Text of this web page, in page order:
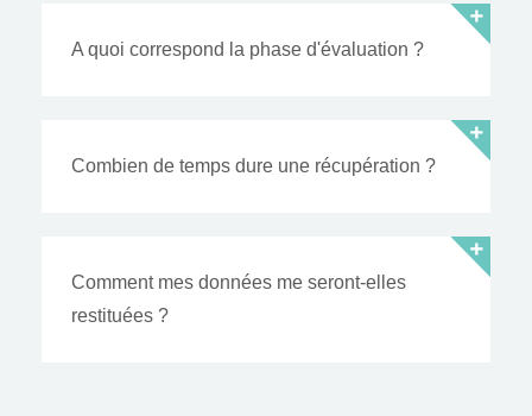
A quoi correspond la phase d'évaluation ?
Combien de temps dure une récupération ?
Comment mes données me seront-elles
restituées ?